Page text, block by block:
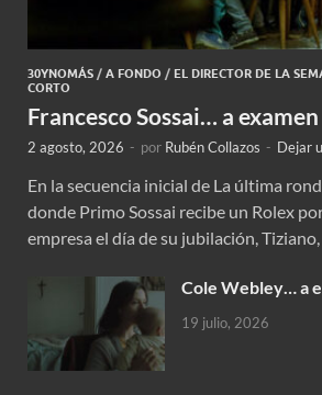
30YNOMÁS / A FONDO / EL DIRECTOR DE LA
CORTO
Francesco Sossai… a examen
2 agosto, 2026 - por Rubén Collazos - Dejar
En la secuencia inicial de La última
donde Primo Sossai recibe un Rolex
empresa el día de su jubilación,
Cole Webley… a
19 julio, 2026